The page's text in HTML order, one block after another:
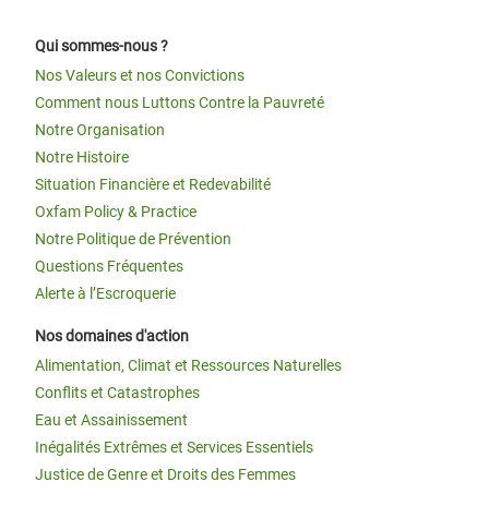
Qui sommes-nous ?
Nos Valeurs et nos Convictions
Comment nous Luttons Contre la Pauvreté
Notre Organisation
Notre Histoire
Situation Financière et Redevabilité
Oxfam Policy & Practice
Notre Politique de Prévention
Questions Fréquentes
Alerte à l’Escroquerie
Nos domaines d'action
Alimentation, Climat et Ressources Naturelles
Conflits et Catastrophes
Eau et Assainissement
Inégalités Extrêmes et Services Essentiels
Justice de Genre et Droits des Femmes